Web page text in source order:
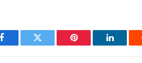
Facebook Twitter Pinterest LinkedIn